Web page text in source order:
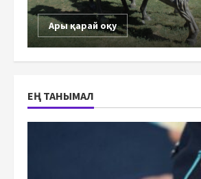
Ары қарай оқу
ЕҢ ТАНЫМАЛ